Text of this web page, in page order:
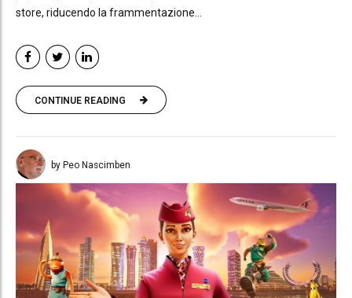
store, riducendo la frammentazione...
CONTINUE READING
by Peo Nascimben